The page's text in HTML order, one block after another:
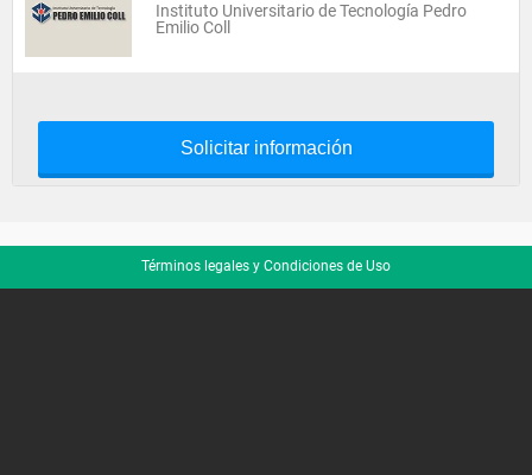
Instituto Universitario de Tecnología Pedro
Emilio Coll
Solicitar información
Términos legales y Condiciones de Uso